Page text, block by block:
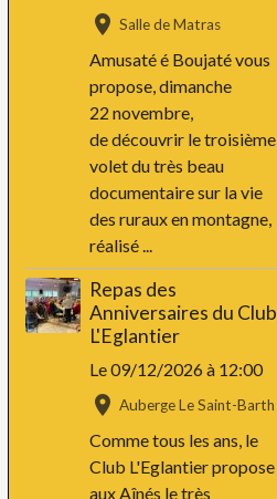
Salle de Matras
Amusaté é Boujaté vous
propose, dimanche
22 novembre,
de découvrir le troisième
volet du très beau
documentaire sur la vie
des ruraux en montagne,
réalisé ...
Repas des
Anniversaires du Club
L'Eglantier
Le 09/12/2026à 12:00
Auberge Le Saint-Barth
Comme tous les ans, le
Club L'Eglantier propose
aux Aînés le très